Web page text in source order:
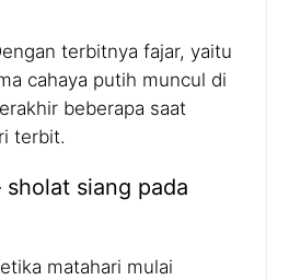
terbitnya fajar, yaitu
cahaya putih muncul di
beberapa saat
terbit.
siang pada
matahari mulai